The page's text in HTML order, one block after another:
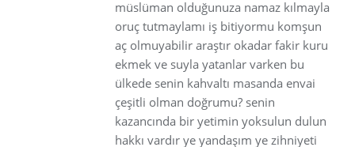
müslüman olduğunuza namaz kılmayla
oruç tutmaylamı iş bitiyormu komşun
aç olmuyabilir araştır okadar fakir kuru
ekmek ve suyla yatanlar varken bu
ülkede senin kahvaltı masanda envai
çeşitli olman doğrumu? senin
kazancında bir yetimin yoksulun dulun
hakkı vardır ye yandaşım ye zihniyeti